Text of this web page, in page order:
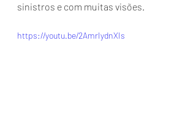
sinistros e com muitas visões.
https://youtu.be/2AmrIydnXIs